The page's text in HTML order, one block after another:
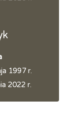
1997 r.
2022 r.